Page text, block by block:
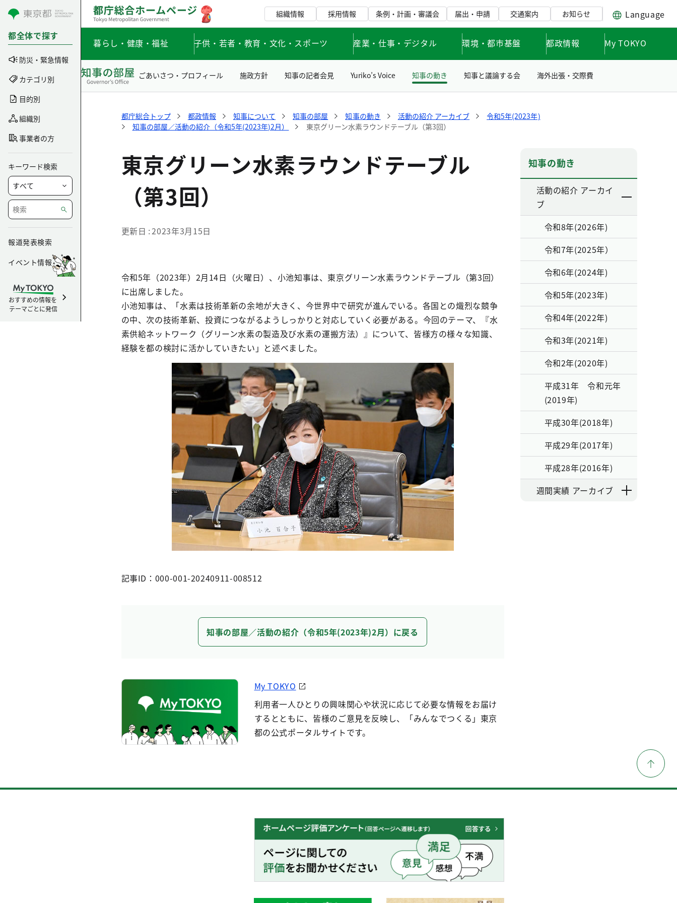
コンテンツにスキップ
都全体で探す
防災・緊急情報
カテゴリ別
目的別
組織別
事業者の方
キーワード検索
報道発表検索
イベント情報
おすすめの情報を
テーマごとに発信
組織情報 採用情報 条例・計画・審議会 届出・申請 交通案内 お知らせ Language
暮らし・健康・福祉 子供・若者・教育・文化・スポーツ 産業・仕事・デジタル 環境・都市基盤 都政情報 My TOKYO
ごあいさつ・プロフィール 施政方針 知事の記者会見 Yuriko’s Voice 知事の動き 知事と議論する会 海外出張・交際費
都庁総合トップ 都政情報 知事について 知事の部屋 知事の動き 活動の紹介 アーカイブ
令和5年(2023年)
知事の部屋／活動の紹介（令和5年(2023年)2月）
東京グリーン水素ラウンドテーブル（第3回）
東京グリーン水素ラウンドテーブル
（第3回）
更新日 2023年3月15日
令和5年（2023年）2月14日（火曜日）、小池知事は、東京グリーン水素ラウンドテーブル（第3回）
に出席しました。
小池知事は、「水素は技術革新の余地が大きく、今世界中で研究が進んでいる。各国との熾烈な競争
の中、次の技術革新、投資につながるようしっかりと対応していく必要がある。今回のテーマ、『水
素供給ネットワーク（グリーン水素の製造及び水素の運搬方法）』について、皆様方の様々な知識、
経験を都の検討に活かしていきたい」と述べました。
記事ID：000-001-20240911-008512
知事の部屋／活動の紹介（令和5年(2023年)2月）に戻る
My TOKYO
利用者一人ひとりの興味関心や状況に応じて必要な情報をお届け
するとともに、皆様のご意見を反映し、「みんなでつくる」東京
都の公式ポータルサイトです。
知事の動き
活動の紹介 アーカイ
ブ
令和8年(2026年)
令和7年(2025年）
令和6年(2024年)
令和5年(2023年)
令和4年(2022年)
令和3年(2021年)
令和2年(2020年)
平成31年 令和元年
(2019年)
平成30年(2018年)
平成29年(2017年)
平成28年(2016年)
週間実績 アーカイブ